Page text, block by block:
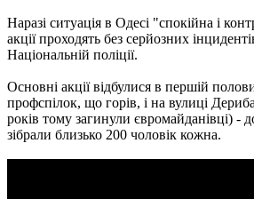
Наразі ситуація в Одесі "спокійна і
акції проходять без серйозних
Національній поліції.
Основні акції відбулися в першій
профспілок, що горів, і на вулиці
років тому загинули євромайданівці) -
зібрали близько 200 чоловік кожна.